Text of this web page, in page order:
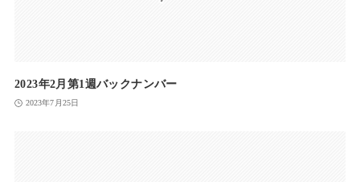
2023年2月第1週バックナンバー
2023年7月25日